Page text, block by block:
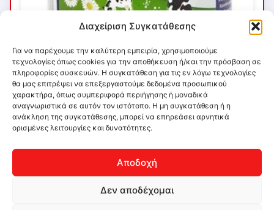
Διαχείριση Συγκατάθεσης
Για να παρέχουμε την καλύτερη εμπειρία, χρησιμοποιούμε
τεχνολογίες όπως cookies για την αποθήκευση ή/και την πρόσβαση σε
πληροφορίες συσκευών. Η συγκατάθεση για τις εν λόγω τεχνολογίες
θα μας επιτρέψει να επεξεργαστούμε δεδομένα προσωπικού
χαρακτήρα, όπως συμπεριφορά περιήγησης ή μοναδικά
αναγνωριστικά σε αυτόν τον ιστότοπο. Η μη συγκατάθεση ή η
ανάκληση της συγκατάθεσης, μπορεί να επηρεάσει αρνητικά
ορισμένες λειτουργίες και δυνατότητες.
Αποδοχή
Δεν αποδέχομαι